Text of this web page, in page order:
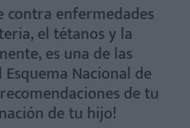
contra enfermedades
el tétanos y la
es una de las
Nacional de
de tu
de tu hijo!